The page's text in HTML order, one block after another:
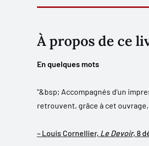
siècle, Garneau a grandi au
période critique, marquée par
l’Union des Canadas (1840).
d’un idéal intellectuel peu
À propos de ce
En quelques mots
"&bsp; Accompagnés d’un
retrouvent, grâce à cet
– Louis Cornellier, Le Devoir, 8